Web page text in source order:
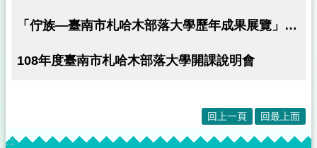
「佇族—臺南市札哈木部落大學歷年成果展覽」，自2月16日起展出
108年度臺南市札哈木部落大學開課說明會
回上一頁 回最上面
:::